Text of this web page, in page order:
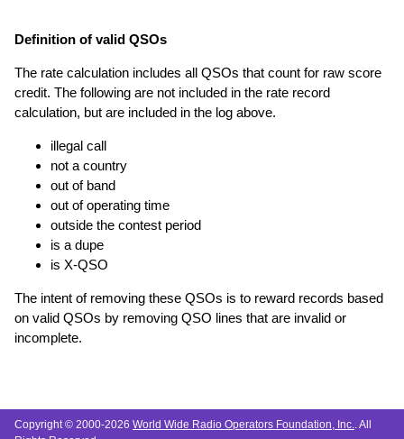
Definition of valid QSOs
The rate calculation includes all QSOs that count for raw score
credit. The following are not included in the rate record
calculation, but are included in the log above.
illegal call
not a country
out of band
out of operating time
outside the contest period
is a dupe
is X-QSO
The intent of removing these QSOs is to reward records based
on valid QSOs by removing QSO lines that are invalid or
incomplete.
Copyright © 2000-2026 World Wide Radio Operators Foundation, Inc. . All